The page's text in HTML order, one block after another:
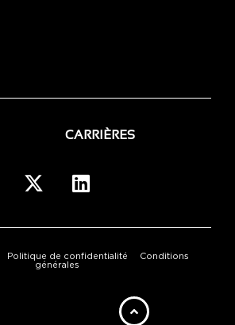
CARRIÈRES
Politique de confidentialité
Conditions
générales